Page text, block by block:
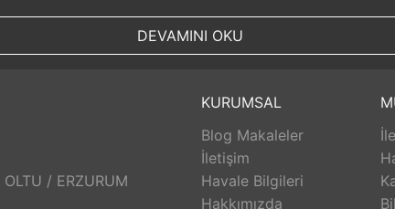
için değerli olan bilgilerin güvende olduğunu bilerek,
TesbihRuyasi.com.tr,
iade ve değişim imkanı sunar.
Bu sayede alışveriş deneyiminizde herhangi
ürünlerin arkasında durur ve satış sonrası
hizmetleri ekibi size yardımcı olacaktır. Bu sayede
bir alışveriş deneyimi sunar. Siz de bu avantajlardan
DEVAMINI OKU
/ ERZURUM
KURUMSAL
Blog Makaleler
İletişim
Havale Bilgileri
Hakkımızda